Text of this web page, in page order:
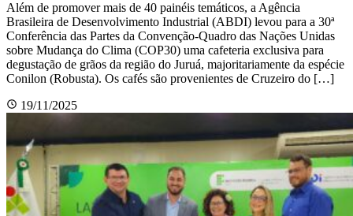
Além de promover mais de 40 painéis temáticos, a Agência
Brasileira de Desenvolvimento Industrial (ABDI) levou para a 30ª
Conferência das Partes da Convenção-Quadro das Nações Unidas
sobre Mudança do Clima (COP30) uma cafeteria exclusiva para
degustação de grãos da região do Juruá, majoritariamente da espécie
Conilon (Robusta). Os cafés são provenientes de Cruzeiro do […]
19/11/2025